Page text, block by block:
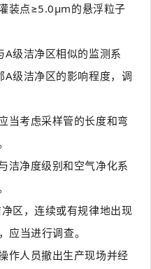
装点≥5.0μm的悬浮粒子
A级洁净区相似的监测系
级洁净区的影响程度，调
当考虑采样管的长度和弯
洁净度级别和空气净化系
区，连续或有规律地出现
当进行调查。
作人员撤出生产现场并经